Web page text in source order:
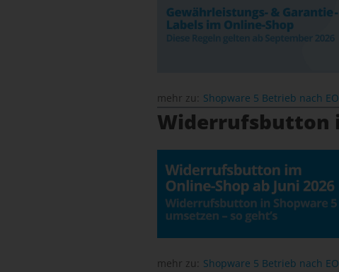
mehr zu: Shopware 5 Betrieb nach
Widerrufsbutton
mehr zu: Shopware 5 Betrieb nach